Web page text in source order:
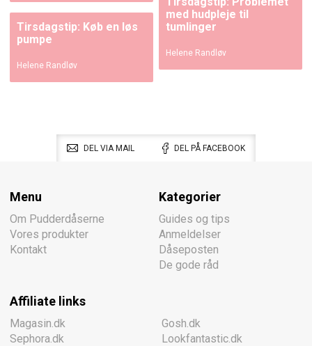
Tirsdagstip: Køb en løs
pumpe
Helene Randløv
med hudpleje til
tumlinger
Helene Randløv
DEL VIA MAIL DEL PÅ FACEBOOK
Menu
Om Pudderdåserne
Vores produkter
Kontakt
Kategorier
Guides og tips
Anmeldelser
Dåseposten
De gode råd
Affiliate links
Magasin.dk
Sephora.dk
Gosh.dk
Lookfantastic.dk